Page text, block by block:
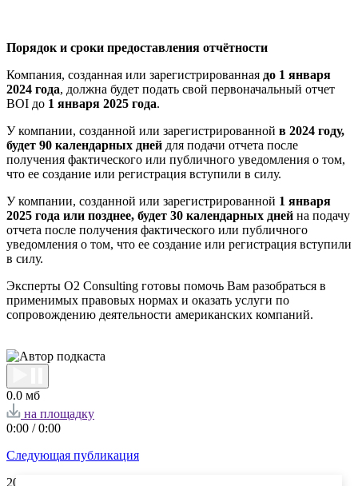
Порядок и сроки предоставления отчётности
Компания, созданная или зарегистрированная до 1 января
2024 года, должна будет подать свой первоначальный отчет
BOI до 1 января 2025 года.
У компании, созданной или зарегистрированной в 2024 году,
будет 90 календарных дней для подачи отчета после
получения фактического или публичного уведомления о том,
что ее создание или регистрация вступили в силу.
У компании, созданной или зарегистрированной 1 января
2025 года или позднее, будет 30 календарных дней на подачу
отчета после получения фактического или публичного
уведомления о том, что ее создание или регистрация вступили
в силу.
Эксперты O2 Consulting готовы помочь Вам разобраться в
применимых правовых нормах и оказать услуги по
сопровождению деятельности американских компаний.
0.0 мб
на площадку
0:00 /0:00
Следующая публикация
20.06.